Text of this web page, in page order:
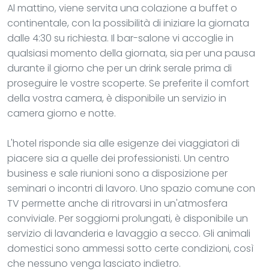
Al mattino, viene servita una colazione a buffet o
continentale, con la possibilità di iniziare la giornata
dalle 4:30 su richiesta. Il bar-salone vi accoglie in
qualsiasi momento della giornata, sia per una pausa
durante il giorno che per un drink serale prima di
proseguire le vostre scoperte. Se preferite il comfort
della vostra camera, è disponibile un servizio in
camera giorno e notte.
L'hotel risponde sia alle esigenze dei viaggiatori di
piacere sia a quelle dei professionisti. Un centro
business e sale riunioni sono a disposizione per
seminari o incontri di lavoro. Uno spazio comune con
TV permette anche di ritrovarsi in un'atmosfera
conviviale. Per soggiorni prolungati, è disponibile un
servizio di lavanderia e lavaggio a secco. Gli animali
domestici sono ammessi sotto certe condizioni, così
che nessuno venga lasciato indietro.